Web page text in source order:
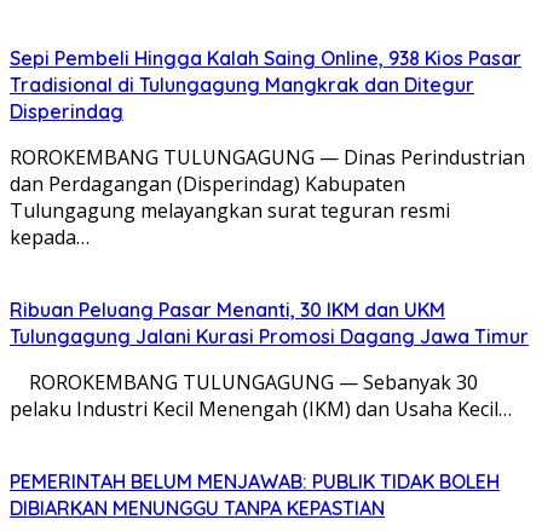
Sepi Pembeli Hingga Kalah Saing Online, 938 Kios Pasar
Tradisional di Tulungagung Mangkrak dan Ditegur
Disperindag
ROROKEMBANG TULUNGAGUNG — Dinas Perindustrian
dan Perdagangan (Disperindag) Kabupaten
Tulungagung melayangkan surat teguran resmi
kepada…
Ribuan Peluang Pasar Menanti, 30 IKM dan UKM
Tulungagung Jalani Kurasi Promosi Dagang Jawa Timur
​ ROROKEMBANG TULUNGAGUNG — Sebanyak 30
pelaku Industri Kecil Menengah (IKM) dan Usaha Kecil…
PEMERINTAH BELUM MENJAWAB: PUBLIK TIDAK BOLEH
DIBIARKAN MENUNGGU TANPA KEPASTIAN